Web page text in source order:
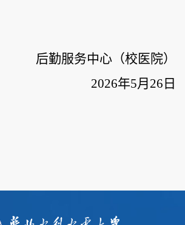
后勤服务中心（校医院）
2026年5月26日